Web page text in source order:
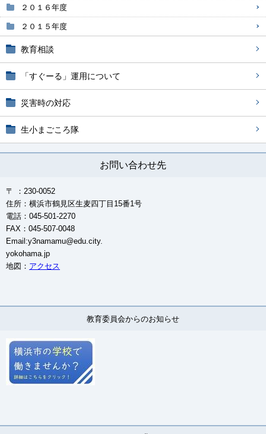
２０１６年度
２０１５年度
教育相談
「すぐーる」運用について
災害時の対応
生小まごころ隊
お問い合わせ先
〒 ：230-0052
住所：横浜市鶴見区生麦四丁目15番1号
電話：045-501-2270
FAX：045-507-0048
Email:y3namamu@edu.city.
yokohama.jp
地図： アクセス
教育委員会からのお知らせ